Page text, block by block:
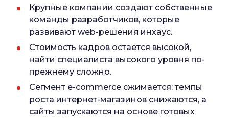
Крупные компании создают собственные
команды разработчиков, которые
развивают web-решения инхаус.
Стоимость кадров остается высокой,
найти специалиста высокого уровня по-
прежнему сложно.
Сегмент e-commerce сжимается: темпы
роста интернет-магазинов снижаются, а
сайты запускаются на основе готовых